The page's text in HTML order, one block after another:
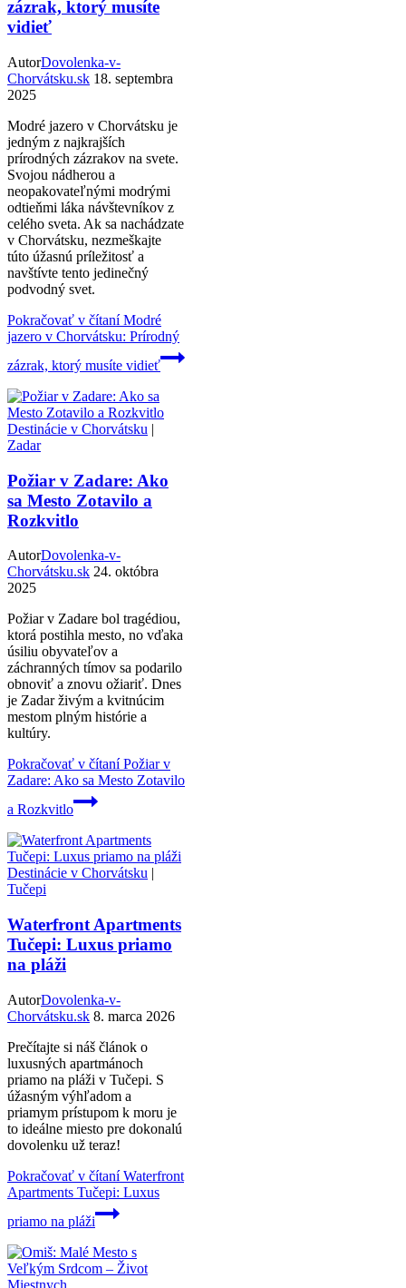
zázrak, ktorý musíte
vidieť
AutorDovolenka-v-
Chorvátsku.sk 18. septembra
2025
Modré jazero v Chorvátsku je
jedným z najkrajších
prírodných zázrakov na svete.
Svojou nádherou a
neopakovateľnými modrými
odtieňmi láka návštevníkov z
celého sveta. Ak sa nachádzate
v Chorvátsku, nezmeškajte
túto úžasnú príležitosť a
navštívte tento jedinečný
podvodný svet.
Pokračovať v čítaníModré
jazero v Chorvátsku: Prírodný
zázrak, ktorý musíte vidieť
Destinácie v Chorvátsku |
Zadar
Požiar v Zadare: Ako
sa Mesto Zotavilo a
Rozkvitlo
AutorDovolenka-v-
Chorvátsku.sk 24. októbra
2025
Požiar v Zadare bol tragédiou,
ktorá postihla mesto, no vďaka
úsiliu obyvateľov a
záchranných tímov sa podarilo
obnoviť a znovu ožiariť. Dnes
je Zadar živým a kvitnúcim
mestom plným histórie a
kultúry.
Pokračovať v čítaníPožiar v
Zadare: Ako sa Mesto Zotavilo
a Rozkvitlo
Destinácie v Chorvátsku |
Tučepi
Waterfront Apartments
Tučepi: Luxus priamo
na pláži
AutorDovolenka-v-
Chorvátsku.sk 8. marca 2026
Prečítajte si náš článok o
luxusných apartmánoch
priamo na pláži v Tučepi. S
úžasným výhľadom a
priamym prístupom k moru je
to ideálne miesto pre dokonalú
dovolenku už teraz!
Pokračovať v čítaníWaterfront
Apartments Tučepi: Luxus
priamo na pláži